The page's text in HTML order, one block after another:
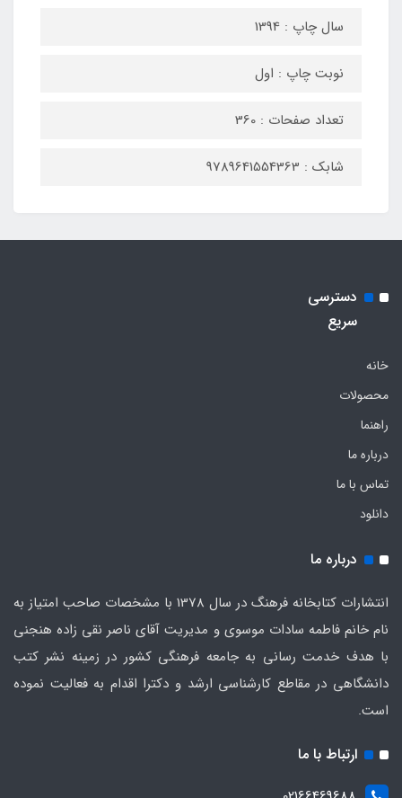
سال چاپ : 1394
نوبت چاپ : اول
تعداد صفحات : 360
شابک : 9789641554363
دسترسی
سریع
خانه
محصولات
راهنما
درباره ما
تماس با ما
دانلود
درباره ما
انتشارات کتابخانه فرهنگ در سال 1378 با مشخصات صاحب امتیاز به
نام خانم فاطمه سادات موسوی و مدیریت آقای ناصر نقی زاده هنجنی
با هدف خدمت رسانی به جامعه فرهنگی کشور در زمینه نشر کتب
دانشگاهی در مقاطع کارشناسی ارشد و دکترا اقدام به فعالیت نموده
است.
ارتباط با ما